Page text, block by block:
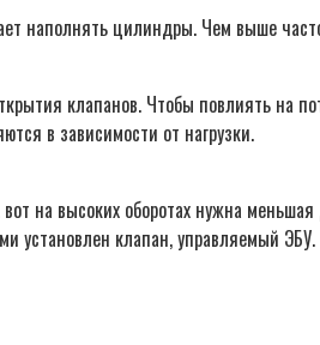
наполнять цилиндры. Чем выше
клапанов. Чтобы повлиять на
в зависимости от нагрузки.
на высоких оборотах нужна
установлен клапан, управляемый